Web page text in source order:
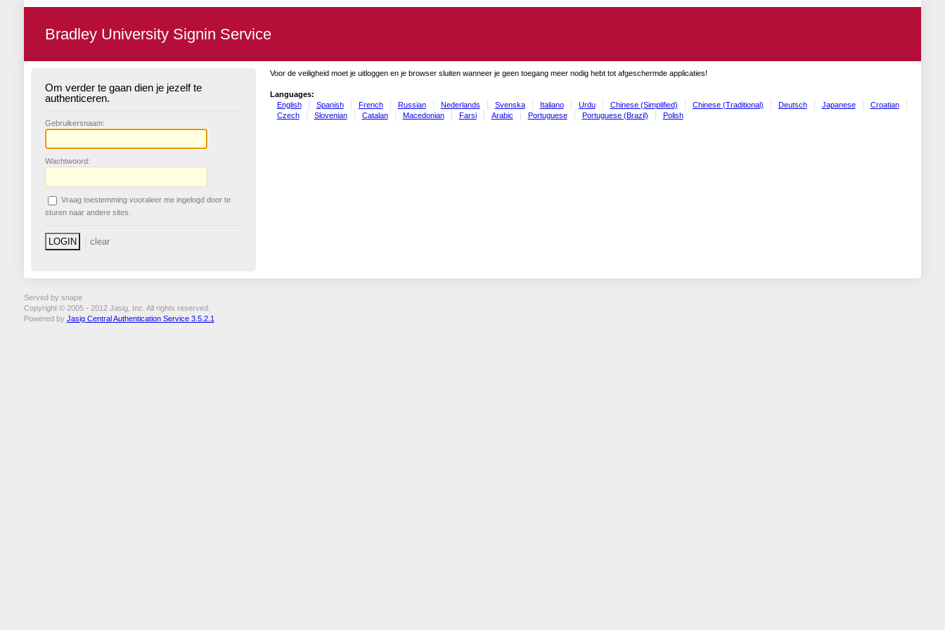
Bradley University Signin Service
Om verder te gaan dien je jezelf te
authenticeren.
Gebruikersnaam:
Wachtwoord:
Vraag toestemming vooraleer me ingelogd door te
sturen naar andere sites.
Voor de veiligheid moet je uitloggen en je browser sluiten wanneer je geen toegang meer nodig hebt tot afgeschermde applicaties!
Languages:
English
Spanish French Russian Nederlands Svenska Italiano Urdu Chinese (Simplified) Chinese (Traditional) Deutsch Japanese
Croatian
Czech
Slovenian Catalan Macedonian Farsi Arabic Portuguese Portuguese (Brazil) Polish
Served by snape
Copyright © 2005 - 2012 Jasig, Inc. All rights reserved.
Powered by Jasig Central Authentication Service 3.5.2.1